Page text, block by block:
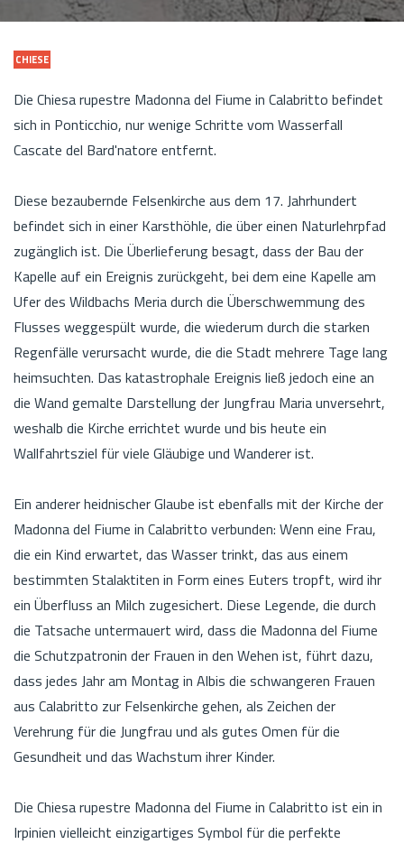
CHIESE
Die Chiesa rupestre Madonna del Fiume in Calabritto befindet
sich in Ponticchio, nur wenige Schritte vom Wasserfall
Cascate del Bard'natore entfernt.
Diese bezaubernde Felsenkirche aus dem 17. Jahrhundert
befindet sich in einer Karsthöhle, die über einen Naturlehrpfad
zugänglich ist. Die Überlieferung besagt, dass der Bau der
Kapelle auf ein Ereignis zurückgeht, bei dem eine Kapelle am
Ufer des Wildbachs Meria durch die Überschwemmung des
Flusses weggespült wurde, die wiederum durch die starken
Regenfälle verursacht wurde, die die Stadt mehrere Tage lang
heimsuchten. Das katastrophale Ereignis ließ jedoch eine an
die Wand gemalte Darstellung der Jungfrau Maria unversehrt,
weshalb die Kirche errichtet wurde und bis heute ein
Wallfahrtsziel für viele Gläubige und Wanderer ist.
Ein anderer heidnischer Glaube ist ebenfalls mit der Kirche der
Madonna del Fiume in Calabritto verbunden: Wenn eine Frau,
die ein Kind erwartet, das Wasser trinkt, das aus einem
bestimmten Stalaktiten in Form eines Euters tropft, wird ihr
ein Überfluss an Milch zugesichert. Diese Legende, die durch
die Tatsache untermauert wird, dass die Madonna del Fiume
die Schutzpatronin der Frauen in den Wehen ist, führt dazu,
dass jedes Jahr am Montag in Albis die schwangeren Frauen
aus Calabritto zur Felsenkirche gehen, als Zeichen der
Verehrung für die Jungfrau und als gutes Omen für die
Gesundheit und das Wachstum ihrer Kinder.
Die Chiesa rupestre Madonna del Fiume in Calabritto ist ein in
Irpinien vielleicht einzigartiges Symbol für die perfekte